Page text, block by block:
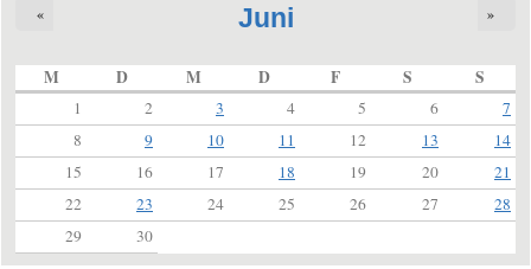
Juni
« »
M D M D F S S
1 2 3 4 5 6
7
8
9 10 11 12 13
14
15
16 17 18 19 20
21
22
23 24 25 26 27
28
29
30